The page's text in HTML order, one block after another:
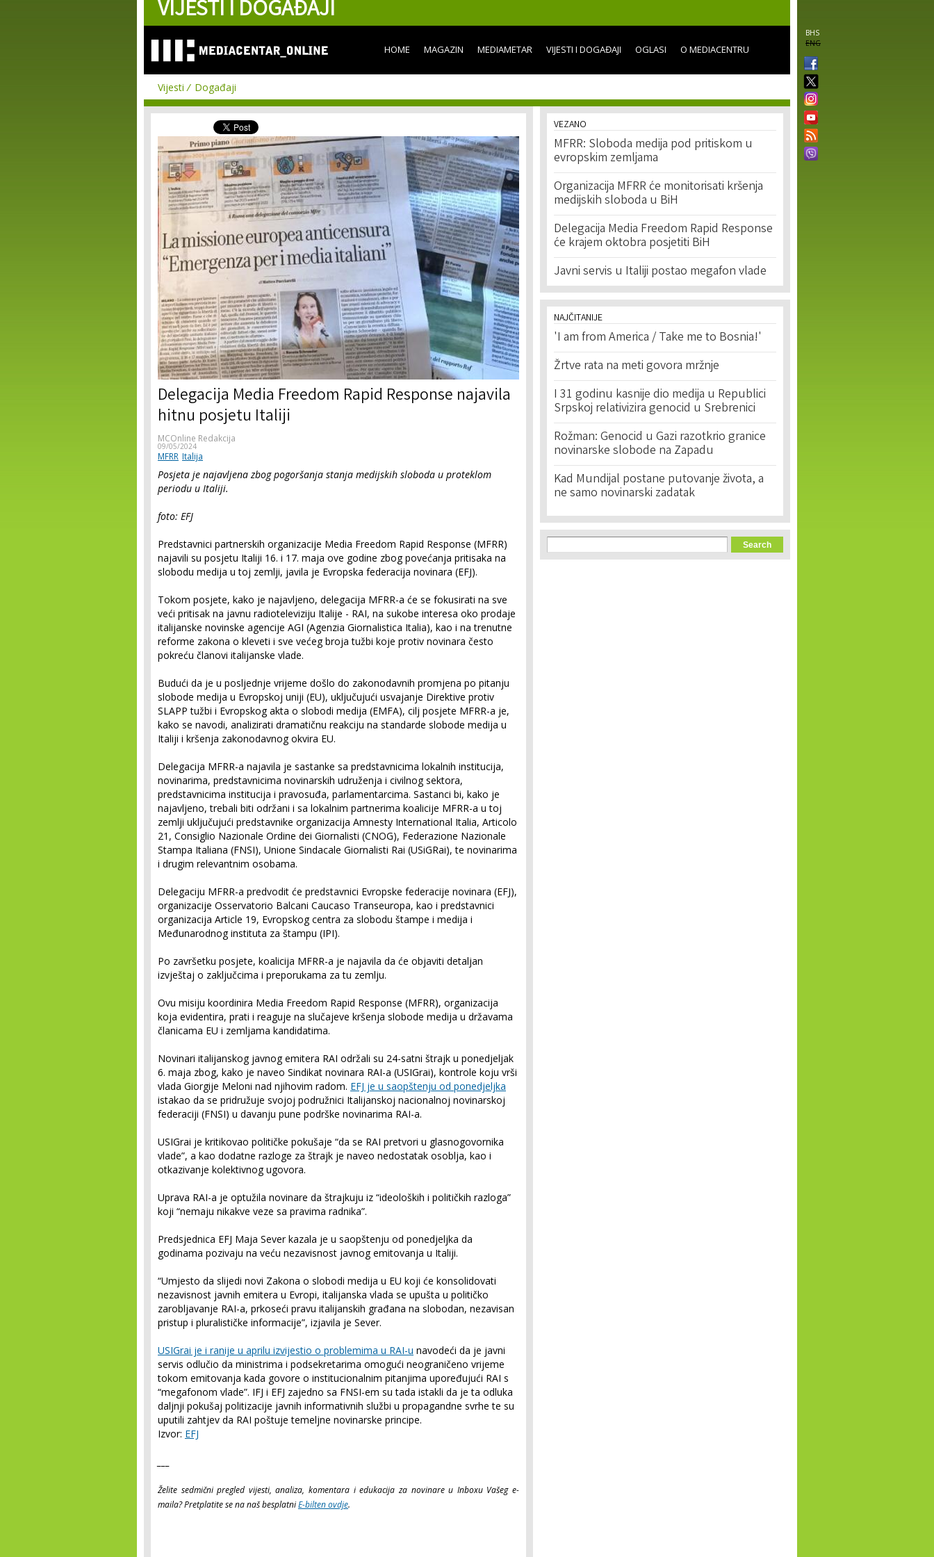
content
VIJESTI I DOGAĐAJI
BHS
ENG
HOME MAGAZIN MEDIAMETAR VIJESTI I DOGAĐAJI OGLASI O MEDIACENTRU
Vijesti Događaji
Delegacija Media Freedom Rapid Response najavila
hitnu posjetu Italiji
MCOnline Redakcija
09/05/2024
MFRR Italija
Posjeta je najavljena zbog pogoršanja stanja medijskih sloboda u proteklom
periodu u Italiji.
foto: EFJ
Predstavnici partnerskih organizacije Media Freedom Rapid Response (MFRR)
najavili su posjetu Italiji 16. i 17. maja ove godine zbog povećanja pritisaka na
slobodu medija u toj zemlji, javila je Evropska federacija novinara (EFJ).
Tokom posjete, kako je najavljeno, delegacija MFRR-a će se fokusirati na sve
veći pritisak na javnu radioteleviziju Italije - RAI, na sukobe interesa oko prodaje
italijanske novinske agencije AGI (Agenzia Giornalistica Italia), kao i na trenutne
reforme zakona o kleveti i sve većeg broja tužbi koje protiv novinara često
pokreću članovi italijanske vlade.
Budući da je u posljednje vrijeme došlo do zakonodavnih promjena po pitanju
slobode medija u Evropskoj uniji (EU), uključujući usvajanje Direktive protiv
SLAPP tužbi i Evropskog akta o slobodi medija (EMFA), cilj posjete MFRR-a je,
kako se navodi, analizirati dramatičnu reakciju na standarde slobode medija u
Italiji i kršenja zakonodavnog okvira EU.
Delegacija MFRR-a najavila je sastanke sa predstavnicima lokalnih institucija,
novinarima, predstavnicima novinarskih udruženja i civilnog sektora,
predstavnicima institucija i pravosuđa, parlamentarcima. Sastanci bi, kako je
najavljeno, trebali biti održani i sa lokalnim partnerima koalicije MFRR-a u toj
zemlji uključujući predstavnike organizacija Amnesty International Italia, Articolo
21, Consiglio Nazionale Ordine dei Giornalisti (CNOG), Federazione Nazionale
Stampa Italiana (FNSI), Unione Sindacale Giornalisti Rai (USiGRai), te novinarima
i drugim relevantnim osobama.
Delegaciju MFRR-a predvodit će predstavnici Evropske federacije novinara (EFJ),
organizacije Osservatorio Balcani Caucaso Transeuropa, kao i predstavnici
organizacija Article 19, Evropskog centra za slobodu štampe i medija i
Međunarodnog instituta za štampu (IPI).
Po završetku posjete, koalicija MFRR-a je najavila da će objaviti detaljan
izvještaj o zaključcima i preporukama za tu zemlju.
Ovu misiju koordinira Media Freedom Rapid Response (MFRR), organizacija
koja evidentira, prati i reaguje na slučajeve kršenja slobode medija u državama
članicama EU i zemljama kandidatima.
Novinari italijanskog javnog emitera RAI održali su 24-satni štrajk u ponedjeljak
6. maja zbog, kako je naveo Sindikat novinara RAI-a (USIGrai), kontrole koju vrši
vlada Giorgije Meloni nad njihovim radom. EFJ je u saopštenju od ponedjeljka
istakao da se pridružuje svojoj podružnici Italijanskoj nacionalnoj novinarskoj
federaciji (FNSI) u davanju pune podrške novinarima RAI-a.
USIGrai je kritikovao političke pokušaje “da se RAI pretvori u glasnogovornika
vlade”, a kao dodatne razloge za štrajk je naveo nedostatak osoblja, kao i
otkazivanje kolektivnog ugovora.
Uprava RAI-a je optužila novinare da štrajkuju iz “ideoloških i političkih razloga”
koji “nemaju nikakve veze sa pravima radnika”.
Predsjednica EFJ Maja Sever kazala je u saopštenju od ponedjeljka da
godinama pozivaju na veću nezavisnost javnog emitovanja u Italiji.
“Umjesto da slijedi novi Zakona o slobodi medija u EU koji će konsolidovati
nezavisnost javnih emitera u Evropi, italijanska vlada se upušta u političko
zarobljavanje RAI-a, prkoseći pravu italijanskih građana na slobodan, nezavisan
pristup i pluralističke informacije”, izjavila je Sever.
USIGrai je i ranije u aprilu izvijestio o problemima u RAI-u navodeći da je javni
servis odlučio da ministrima i podsekretarima omogući neograničeno vrijeme
tokom emitovanja kada govore o institucionalnim pitanjima upoređujući RAI s
“megafonom vlade”. IFJ i EFJ zajedno sa FNSI-em su tada istakli da je ta odluka
daljnji pokušaj politizacije javnih informativnih službi u propagandne svrhe te su
uputili zahtjev da RAI poštuje temeljne novinarske principe.
Izvor: EFJ
Želite sedmični pregled vijesti, analiza, komentara i edukacija za novinare u Inboxu Vašeg e-
maila? Pretplatite se na naš besplatniE-bilten ovdje.
VEZANO
MFRR: Sloboda medija pod pritiskom u
evropskim zemljama
Organizacija MFRR će monitorisati kršenja
medijskih sloboda u BiH
Delegacija Media Freedom Rapid Response
će krajem oktobra posjetiti BiH
Javni servis u Italiji postao megafon vlade
NAJČITANIJE
'I am from America / Take me to Bosnia!'
Žrtve rata na meti govora mržnje
I 31 godinu kasnije dio medija u Republici
Srpskoj relativizira genocid u Srebrenici
Rožman: Genocid u Gazi razotkrio granice
novinarske slobode na Zapadu
Kad Mundijal postane putovanje života, a
ne samo novinarski zadatak
Search form
Search